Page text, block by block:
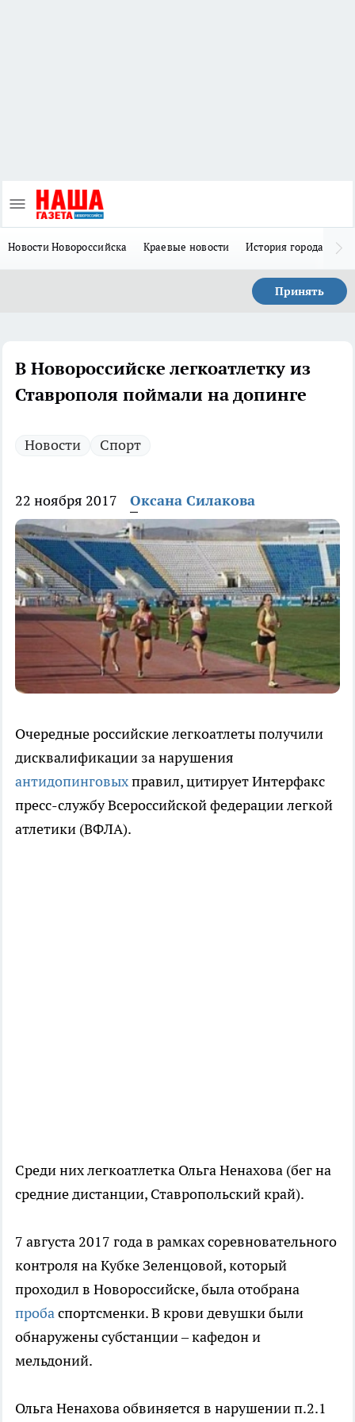
Новости Новороссийска Краевые новости История города Н
Принять
В Новороссийске легкоатлетку из
Ставрополя поймали на допинге
Новости Спорт
22 ноября 2017 Оксана Силакова
Очередные российские легкоатлеты получили
дисквалификации за нарушения
антидопинговыхправил, цитирует Интерфакс
пресс-службу Всероссийской федерации легкой
атлетики (ВФЛА).
Среди них легкоатлетка Ольга Ненахова (бег на
средние дистанции, Ставропольский край).
7 августа 2017 года в рамках соревновательного
контроля на Кубке Зеленцовой, который
проходил в Новороссийске, была отобрана
пробаспортсменки. В крови девушки были
обнаружены субстанции – кафедон и
мельдоний.
Ольга Ненахова обвиняется в нарушении п.2.1